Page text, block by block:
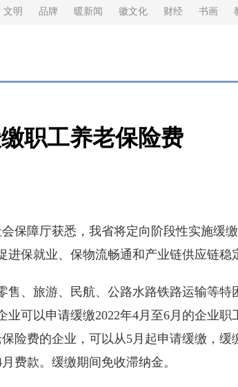
文明 品牌 暖新闻 徽文化 财经 书画
职工养老保险费
障厅获悉，我省将定向阶段性实施缓
保就业、保物流畅通和产业链供应链稳
旅游、民航、公路水路铁路运输等特
可以申请缓缴2022年4月至6月的企业职
险费的企业，可以从5月起申请缓缴，缓
费款。缓缴期间免收滞纳金。